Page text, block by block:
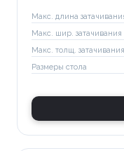
Макс. длина
Макс. шир. затачивания
Макс. толщ. затачивания
Размеры стола